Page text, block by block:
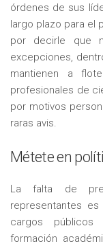
órdenes de sus
largo plazo para el
por decirle que
excepciones,
mantienen a
profesionales de
por motivos
raras avis.
Métete en
La falta de
representantes
cargos
formación